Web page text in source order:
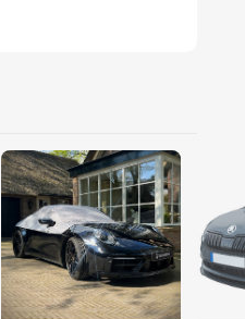
Mehr
lesen
über
ROOF
Autodachabdeckung
über
BLIZZ